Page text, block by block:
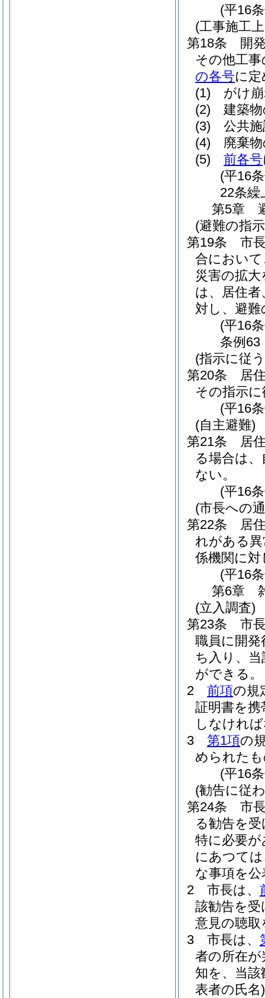
(平16
(工事施工
第18条
開
その他工
の各号に
(1)
がけ
(2)
建築
(3)
公共
(4)
廃棄
(5)
前各号
(平16
22条繰
第5章
(避難の指
第19条
市
合におい
災害の拡
は、居住
対し、避
(平16
条例63
(指示に従
第20条
居
その指示
(平16
(自主避難)
第21条
居
る場合は
ない。
(平16
(市長への
第22条
居
れがある
係機関に
(平16
第6章
(立入調査)
第23条
市
職員に開
ち入り、
ができる。
2
前項の規
証明書を
しなけれ
3
第1項の
められた
(平16
(勧告に従
第24条
市
る勧告を
特に必要
にあつて
な事項を
2
市長は、
該勧告を
意見の聴
3
市長は、
者の所在
知を、当
表者の氏名)